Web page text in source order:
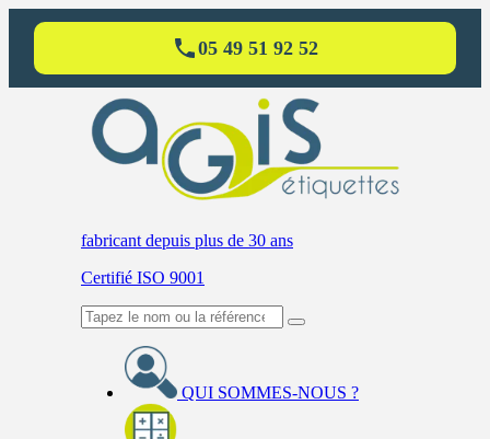
05 49 51 92 52
fabricant depuis plus de 30 ans
Certifié ISO 9001
QUI SOMMES-NOUS ?